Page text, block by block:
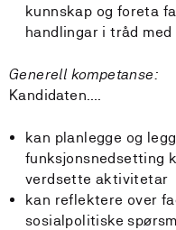
kunnskap og foreta
handlingar i tråd
Generell kompetanse:
Kandidaten….
kan planlegge og
funksjonsnedsetting
verdsette aktivitetar
kan reflektere over
sosialpolitiske